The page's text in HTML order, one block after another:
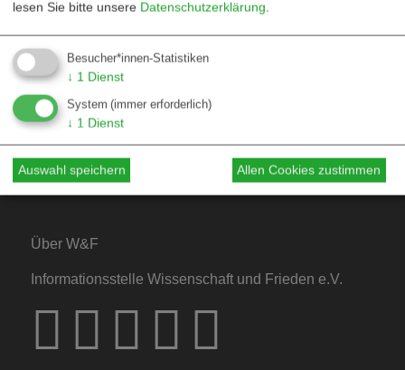
Jubiläum 40 Jahre
Kontakt
Mediadaten
Hinweise für Autor*innen
Hinweise für Dossiers
Über W&F
Informationsstelle Wissenschaft und Frieden e.V.
lesen Sie bitte unsere Datenschutzerklärung.
Besucher*innen-Statistiken
↓ 1 Dienst
System (immer erforderlich)
↓ 1 Dienst
Auswahl speichern Allen Cookies zustimmen